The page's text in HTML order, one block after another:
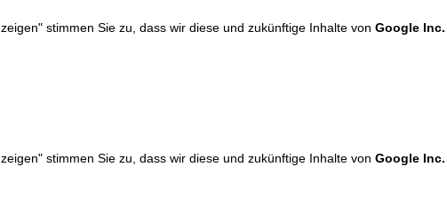
stimmen Sie zu, dass wir diese und zukünftige Inhalte von Google Inc.
stimmen Sie zu, dass wir diese und zukünftige Inhalte von Google Inc.